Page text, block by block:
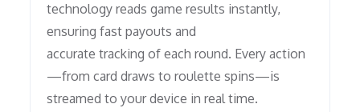
technology reads game results instantly,
ensuring fast payouts and
accurate tracking of each round. Every action
—from card draws to roulette spins—is
streamed to your device in real time.